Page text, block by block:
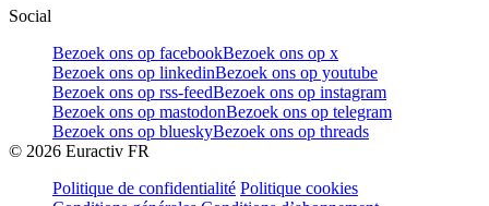
Social
Bezoek ons op facebookBezoek ons op x
Bezoek ons op linkedinBezoek ons op youtube
Bezoek ons op rss-feedBezoek ons op instagram
Bezoek ons op mastodonBezoek ons op telegram
Bezoek ons op blueskyBezoek ons op threads
© 2026 Euractiv FR
Politique de confidentialité Politique cookies